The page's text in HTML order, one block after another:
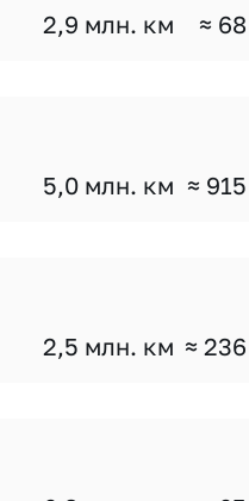
2,9 млн. км ≈
5,0 млн. км ≈
2,5 млн. км ≈